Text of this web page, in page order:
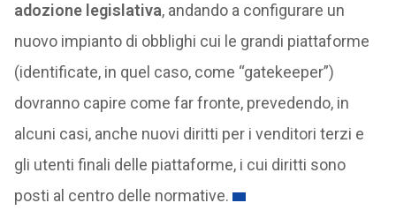
adozione legislativa, andando a configurare un
nuovo impianto di obblighi cui le grandi piattaforme
(identificate, in quel caso, come “gatekeeper”)
dovranno capire come far fronte, prevedendo, in
alcuni casi, anche nuovi diritti per i venditori terzi e
gli utenti finali delle piattaforme, i cui diritti sono
posti al centro delle normative.